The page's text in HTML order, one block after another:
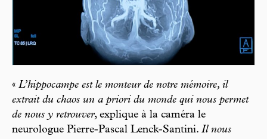
« L’hippocampe est le monteur de notre mémoire, il
extrait du chaos un a priori du monde qui nous permet
de nous y retrouver, explique à la caméra le
neurologue Pierre-Pascal Lenck-Santini. Il nous